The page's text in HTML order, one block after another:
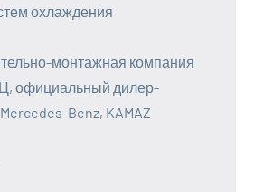
охлаждения
монтажная компания
официальный дилер-
Benz, KAMAZ